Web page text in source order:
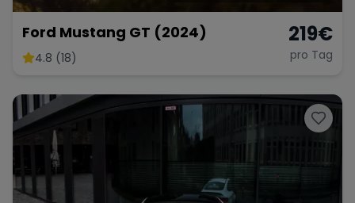
Bugatti
Ford Mustang GT (2024)
4.8 (18)
219€
pro Tag